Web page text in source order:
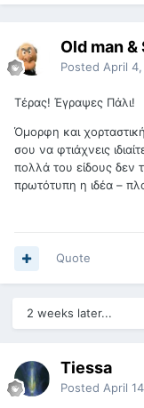
Old man &
Posted April
Τέρας! Έγραψες Πάλι!
Όμορφη και
σου να φτιάχνεις
πολλά του είδους δεν
πρωτότυπη η ιδέα –
Quote
2 weeks later...
Tiessa
Posted April